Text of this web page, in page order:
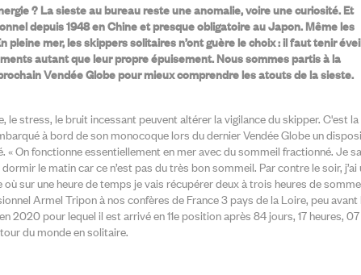
? La sieste au bureau reste une anomalie, voire une curiosité. Et
depuis 1948 en Chine et presque obligatoire au Japon. Même les
pleine mer, les skippers solitaires n’ont guère le choix : il faut tenir
autant que leur propre épuisement. Nous sommes partis à la
Vendée Globe pour mieux comprendre les atouts de la sieste.
le stress, le bruit incessant peuvent altérer la vigilance du skipper. C'est la
à bord de son monocoque lors du dernier Vendée Globe un
« On fonctionne essentiellement en mer avec du sommeil fractionné. Je
le matin car ce n’est pas du très bon sommeil. Par contre le soir, j’ai
sur une heure de temps je vais récupérer deux à trois heures de
Armel Tripon à nos confères de France 3 pays de la Loire, peu avant
2020 pour lequel il est arrivé en 11e position après 84 jours, 17 heures, 07
du monde en solitaire.